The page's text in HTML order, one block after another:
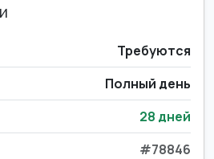
Требуются
Полный день
28 дней
#78846